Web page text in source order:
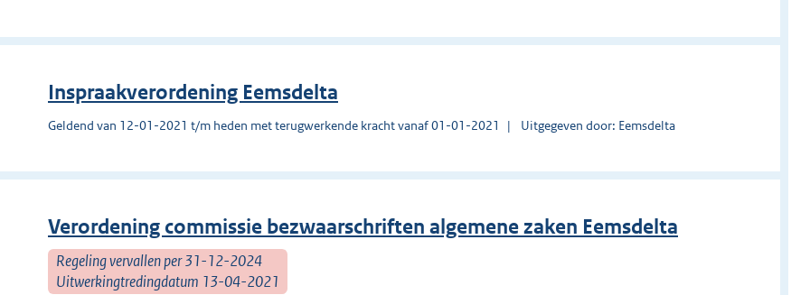
Inspraakverordening Eemsdelta
Geldend van 12-01-2021 t/m heden met terugwerkende kracht vanaf 01-01-2021 Uitgegeven door: Eemsdelta
Verordening commissie bezwaarschriften algemene zaken Eemsdelta
Regeling vervallen per 31-12-2024
Uitwerkingtredingdatum 13-04-2021